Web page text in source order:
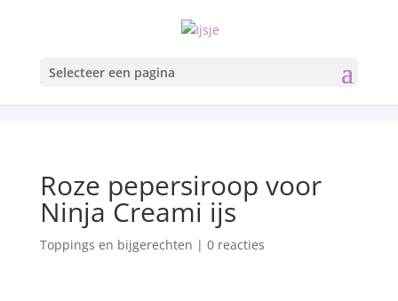
Selecteer een pagina
Roze pepersiroop voor
Ninja Creami ijs
Toppings en bijgerechten | 0 reacties